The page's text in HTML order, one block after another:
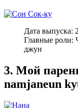
Дата выпуска:
Главные
джун
3. Мой
namjaneun